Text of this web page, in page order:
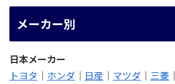
メーカー別
日本メーカー
トヨタ ｜ ホンダ ｜ 日産 ｜ マツダ ｜ 三菱 ｜